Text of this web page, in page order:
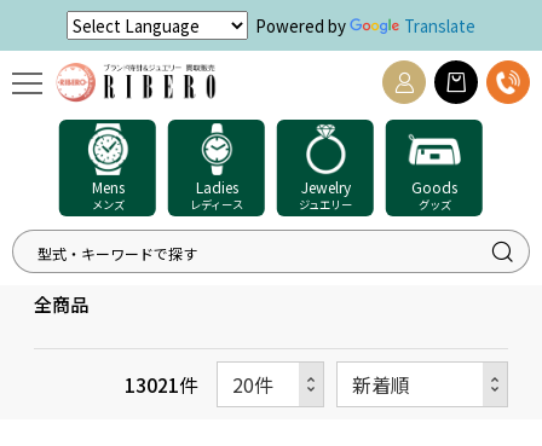
Powered by Translate
Mens
メンズ
Ladies
レディース
Jewelry
ジュエリー
Goods
グッズ
全商品
13021件